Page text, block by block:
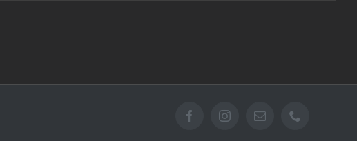
FacebookInstagramEmail